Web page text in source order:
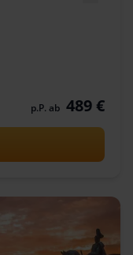
p.P. ab 489 €